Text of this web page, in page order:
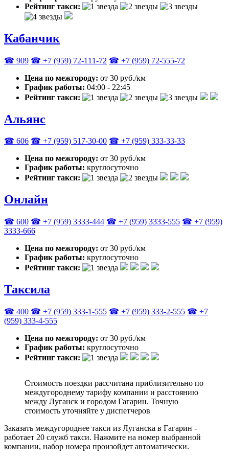
Рейтинг такси:
Кабанчик
☎ 909 ☎ +7 (959) 72-111-72 ☎ +7 (959) 72-555-72
Цена по межгороду: от 30 руб./км
График работы: 04:00 - 22:45
Рейтинг такси:
Альянс
☎ 606 ☎ +7 (959) 517-30-00 ☎ +7 (959) 333-33-33
Цена по межгороду: от 30 руб./км
График работы: круглосуточно
Рейтинг такси:
Онлайн
☎ 600 ☎ +7 (959) 3333-444 ☎ +7 (959) 3333-555 ☎ +7 (959)
3333-666
Цена по межгороду: от 30 руб./км
График работы: круглосуточно
Рейтинг такси:
Таксила
☎ 400 ☎ +7 (959) 333-1-555 ☎ +7 (959) 333-2-555 ☎ +7
(959) 333-4-555
Цена по межгороду: от 30 руб./км
График работы: круглосуточно
Рейтинг такси:
Стоимость поездки рассчитана приблизительно по
междугороднему тарифу компании и расстоянию
между Луганск и городом Гагарин. Точную
стоимость уточняйте у диспетчеров
Заказать междугороднее такси из Луганска в Гагарин -
работает 20 служб такси. Нажмите на номер выбранной
компании, набор номера произойдет автоматически.